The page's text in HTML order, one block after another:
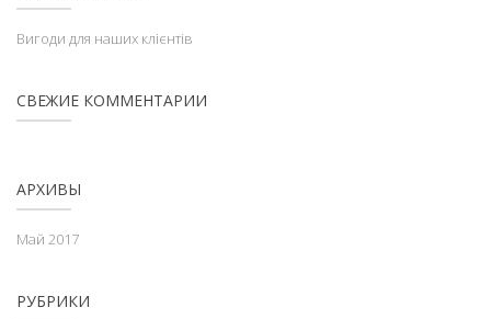
Вигоди для наших клієнтів
СВЕЖИЕ КОММЕНТАРИИ
АРХИВЫ
Май 2017
РУБРИКИ